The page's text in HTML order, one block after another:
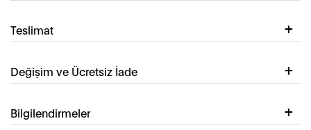
Teslimat
Değişim ve Ücretsiz İade
Bilgilendirmeler